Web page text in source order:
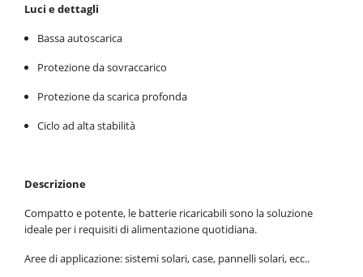
Luci e dettagli
Bassa autoscarica
Protezione da sovraccarico
Protezione da scarica profonda
Ciclo ad alta stabilità
Descrizione
Compatto e potente, le batterie ricaricabili sono la soluzione
ideale per i requisiti di alimentazione quotidiana.
Aree di applicazione: sistemi solari, case, pannelli solari, ecc..